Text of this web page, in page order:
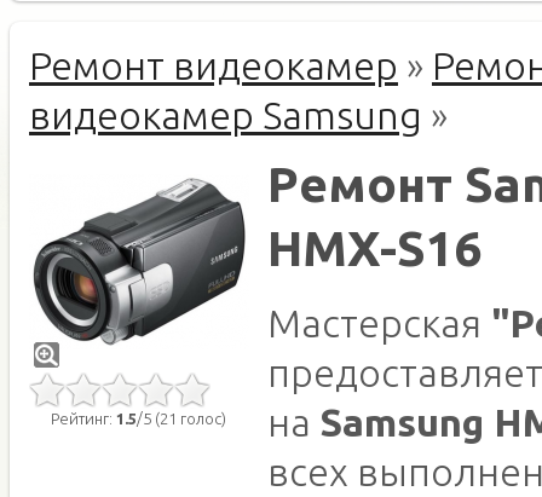
Ремонт видеокамер »
видеокамер Samsung »
Рейтинг:1.5/5 (21 голос)
Ремонт
HMX-S16
Мастерская
на Samsung
всех